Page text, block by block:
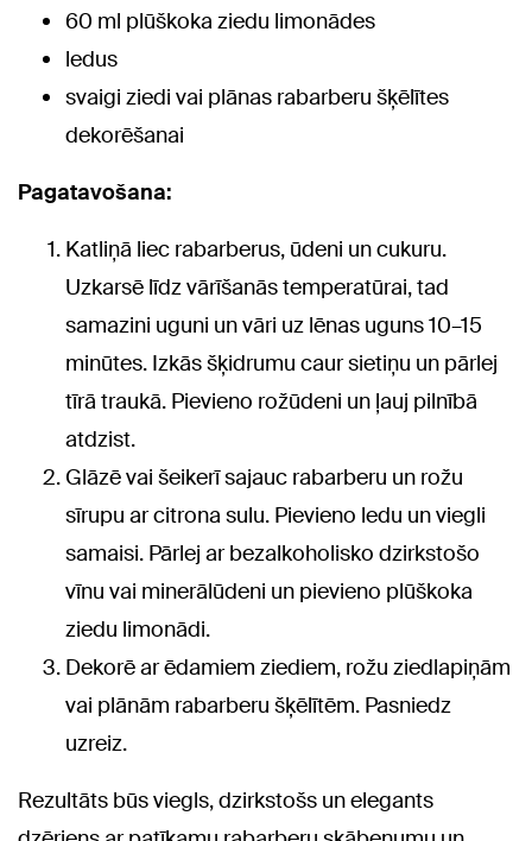
60 ml plūškoka ziedu limonādes
ledus
svaigi ziedi vai plānas rabarberu šķēlītes
dekorēšanai
Pagatavošana:
Katliņā liec rabarberus, ūdeni un cukuru.
Uzkarsē līdz vārīšanās temperatūrai, tad
samazini uguni un vāri uz lēnas uguns 10–15
minūtes. Izkās šķidrumu caur sietiņu un pārlej
tīrā traukā. Pievieno rožūdeni un ļauj pilnībā
atdzist.
Glāzē vai šeikerī sajauc rabarberu un rožu
sīrupu ar citrona sulu. Pievieno ledu un viegli
samaisi. Pārlej ar bezalkoholisko dzirkstošo
vīnu vai minerālūdeni un pievieno plūškoka
ziedu limonādi.
Dekorē ar ēdamiem ziediem, rožu ziedlapiņām
vai plānām rabarberu šķēlītēm. Pasniedz
uzreiz.
Rezultāts būs viegls, dzirkstošs un elegants